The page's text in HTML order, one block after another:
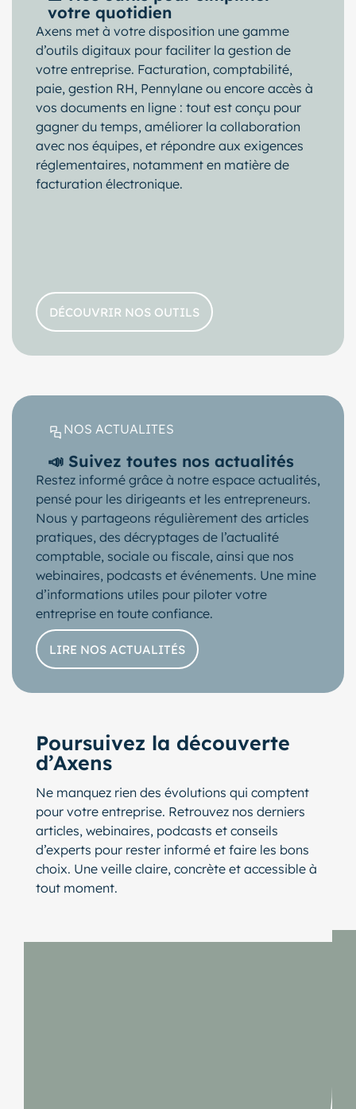
votre quotidien
Axens met à votre disposition une gamme
d’outils digitaux pour faciliter la gestion de
votre entreprise. Facturation, comptabilité,
paie, gestion RH, Pennylane ou encore accès à
vos documents en ligne : tout est conçu pour
gagner du temps, améliorer la collaboration
avec nos équipes, et répondre aux exigences
réglementaires, notamment en matière de
facturation électronique.
DÉCOUVRIR NOS OUTILS
NOS ACTUALITES
📣 Suivez toutes nos actualités
Restez informé grâce à notre espace actualités,
pensé pour les dirigeants et les entrepreneurs.
Nous y partageons régulièrement des articles
pratiques, des décryptages de l’actualité
comptable, sociale ou fiscale, ainsi que nos
webinaires, podcasts et événements. Une mine
d’informations utiles pour piloter votre
entreprise en toute confiance.
LIRE NOS ACTUALITÉS
Poursuivez la découverte
d’Axens
Ne manquez rien des évolutions qui comptent
pour votre entreprise. Retrouvez nos derniers
articles, webinaires, podcasts et conseils
d’experts pour rester informé et faire les bons
choix. Une veille claire, concrète et accessible à
tout moment.